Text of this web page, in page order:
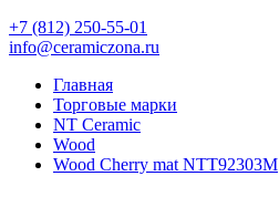
+7 (812) 250-55-01
info@ceramiczona.ru
Главная
Торговые марки
NT Ceramic
Wood
Wood Cherry mat NTT92303M